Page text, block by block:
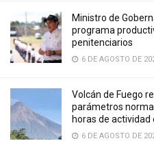
Ministro de
programa
penitenciarios
6 DE AGOSTO DE
Volcán de Fuego
parámetros
horas de actividad
6 DE AGOSTO DE